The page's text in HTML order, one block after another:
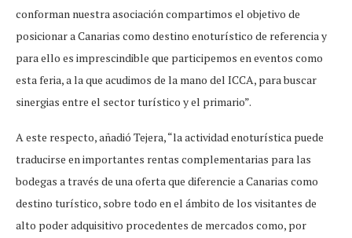
conforman nuestra asociación compartimos el objetivo de
posicionar a Canarias como destino enoturístico de referencia y
para ello es imprescindible que participemos en eventos como
esta feria, a la que acudimos de la mano del ICCA, para buscar
sinergias entre el sector turístico y el primario”.
A este respecto, añadió Tejera, “la actividad enoturística puede
traducirse en importantes rentas complementarias para las
bodegas a través de una oferta que diferencie a Canarias como
destino turístico, sobre todo en el ámbito de los visitantes de
alto poder adquisitivo procedentes de mercados como, por